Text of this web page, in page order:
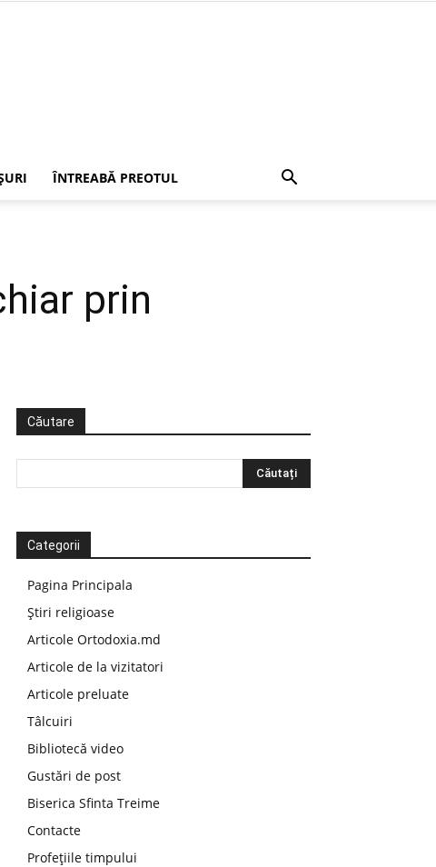
ÎNTREABĂ PREOTUL
prin
Căutare
Categorii
Pagina Principala
Știri religioase
Articole Ortodoxia.md
Articole de la vizitatori
Articole preluate
Tâlcuiri
Bibliotecă video
Gustări de post
Biserica Sfinta Treime
Contacte
Profețiile timpului